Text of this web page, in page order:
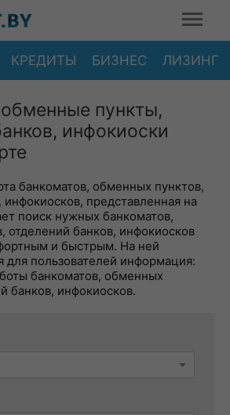
КРЕДИТЫ БИЗНЕС ЛИЗИНГ
пункты,
инфокиоски
банкоматов, обменных пунктов,
инфокиосков, представленная на
поиск нужных банкоматов,
отделений банков, инфокиосков
и быстрым. На ней
для пользователей информация:
банкоматов, обменных
банков, инфокиосков.